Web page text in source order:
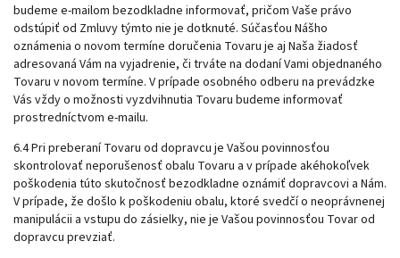
budeme e-mailom bezodkladne informovať, pričom Vaše právo
odstúpiť od Zmluvy týmto nie je dotknuté. Súčasťou Nášho
oznámenia o novom termíne doručenia Tovaru je aj Naša žiadosť
adresovaná Vám na vyjadrenie, či trváte na dodaní Vami objednaného
Tovaru v novom termíne. V prípade osobného odberu na prevádzke
Vás vždy o možnosti vyzdvihnutia Tovaru budeme informovať
prostredníctvom e-mailu.
6.4 Pri preberaní Tovaru od dopravcu je Vašou povinnosťou
skontrolovať neporušenosť obalu Tovaru a v prípade akéhokoľvek
poškodenia túto skutočnosť bezodkladne oznámiť dopravcovi a Nám.
V prípade, že došlo k poškodeniu obalu, ktoré svedčí o neoprávnenej
manipulácii a vstupu do zásielky, nie je Vašou povinnosťou Tovar od
dopravcu prevziať.